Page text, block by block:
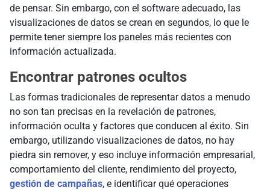
de pensar. Sin embargo, con el software adecuado, las
visualizaciones de datos se crean en segundos, lo que le
permite tener siempre los paneles más recientes con
información actualizada.
Encontrar patrones ocultos
Las formas tradicionales de representar datos a menudo
no son tan precisas en la revelación de patrones,
información oculta y factores que conducen al éxito. Sin
embargo, utilizando visualizaciones de datos, no hay
piedra sin remover, y eso incluye información empresarial,
comportamiento del cliente, rendimiento del proyecto,
gestión de campañas, e identificar qué operaciones